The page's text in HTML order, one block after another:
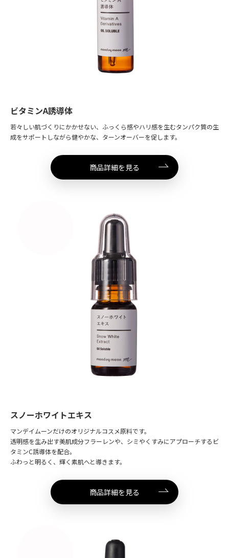
ビタミンA誘導体
若々しい肌づくりにかかせない、ふっくら感やハリ感を生むタンパク質の生
成をサポートしながら健やかな、ターンオーバーを促します。
商品詳細を見る
スノーホワイトエキス
マンデイムーンだけのオリジナルコスメ原料です。
透明感を生み出す美肌成分フラーレンや、シミやくすみにアプローチするビ
タミンC誘導体を配合。
ふわっと明るく、輝く素肌へと導きます。
商品詳細を見る